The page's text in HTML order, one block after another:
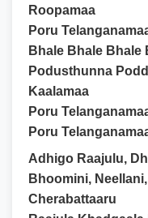
Roopamaa
Poru
Bhale Bhale Bhale
Podusthunna
Kaalamaa
Poru
Poru
Adhigo Raajulu,
Bhoomini,
Cherabattaaru